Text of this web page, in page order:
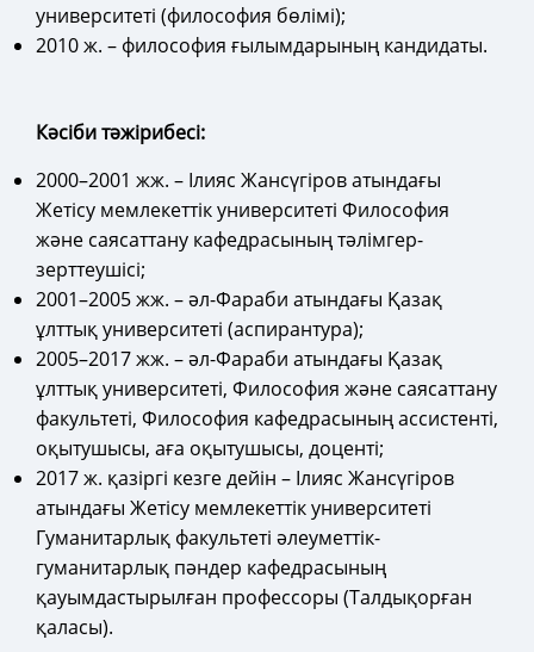
университеті (философия бөлімі);
2010 ж. – философия ғылымдарының кандидаты.
Кәсіби тәжірибесі:
2000–2001 жж. – Ілияс Жансүгіров атындағы
Жетісу мемлекеттік университеті Философия
және саясаттану кафедрасының тәлімгер-
зерттеушісі;
2001–2005 жж. – әл-Фараби атындағы Қазақ
ұлттық университеті (аспирантура);
2005–2017 жж. – әл-Фараби атындағы Қазақ
ұлттық университеті, Философия және саясаттану
факультеті, Философия кафедрасының ассистенті,
оқытушысы, аға оқытушысы, доценті;
2017 ж. қазіргі кезге дейін – Ілияс Жансүгіров
атындағы Жетісу мемлекеттік университеті
Гуманитарлық факультеті әлеуметтік-
гуманитарлық пәндер кафедрасының
қауымдастырылған профессоры (Талдықорған
қаласы).